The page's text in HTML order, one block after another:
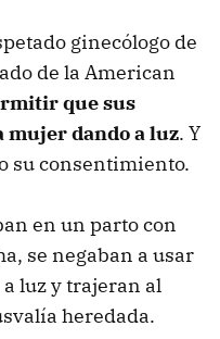
ginecólogo de
de la American
que sus
mujer dando a luz. Y
su consentimiento.
en un parto con
se negaban a usar
luz y trajeran al
heredada.